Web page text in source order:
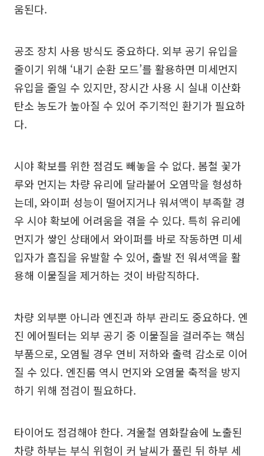
움된다.
공조 장치 사용 방식도 중요하다. 외부 공기 유입을
줄이기 위해 ‘내기 순환 모드’를 활용하면 미세먼지
유입을 줄일 수 있지만, 장시간 사용 시 실내 이산화
탄소 농도가 높아질 수 있어 주기적인 환기가 필요하
다.
시야 확보를 위한 점검도 빼놓을 수 없다. 봄철 꽃가
루와 먼지는 차량 유리에 달라붙어 오염막을 형성하
는데, 와이퍼 성능이 떨어지거나 워셔액이 부족할 경
우 시야 확보에 어려움을 겪을 수 있다. 특히 유리에
먼지가 쌓인 상태에서 와이퍼를 바로 작동하면 미세
입자가 흠집을 유발할 수 있어, 출발 전 워셔액을 활
용해 이물질을 제거하는 것이 바람직하다.
차량 외부뿐 아니라 엔진과 하부 관리도 중요하다. 엔
진 에어필터는 외부 공기 중 이물질을 걸러주는 핵심
부품으로, 오염될 경우 연비 저하와 출력 감소로 이어
질 수 있다. 엔진룸 역시 먼지와 오염물 축적을 방지
하기 위해 점검이 필요하다.
타이어도 점검해야 한다. 겨울철 염화칼슘에 노출된
차량 하부는 부식 위험이 커 날씨가 풀린 뒤 하부 세